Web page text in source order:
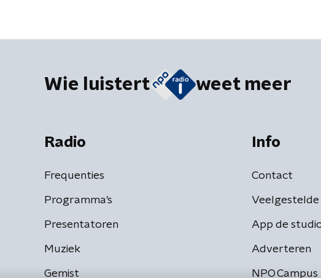
Wie luistert weet meer
Radio
Frequenties
Programma's
Presentatoren
Muziek
Gemist
Info
Contact
Veelgestelde
App de
Adverteren
NPO Campus